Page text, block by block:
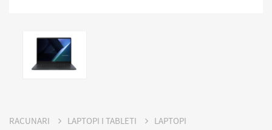
RACUNARI LAPTOPI I TABLETI LAPTOPI